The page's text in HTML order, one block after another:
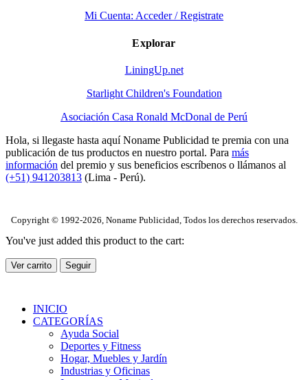
Mi Cuenta: Acceder / Registrate
Explorar
LiningUp.net
Starlight Children's Foundation
Asociación Casa Ronald McDonal de Perú
Hola, si llegaste hasta aquí Noname Publicidad te premia con una
publicación de tus productos en nuestro portal. Para más
información del premio y sus beneficios escríbenos o llámanos al
(+51) 941203813 (Lima - Perú).
Copyright © 1992-2026, Noname Publicidad, Todos los derechos reservados.
You've just added this product to the cart:
Ver carrito Seguir
INICIO
CATEGORÍAS
Ayuda Social
Deportes y Fitness
Hogar, Muebles y Jardín
Industrias y Oficinas